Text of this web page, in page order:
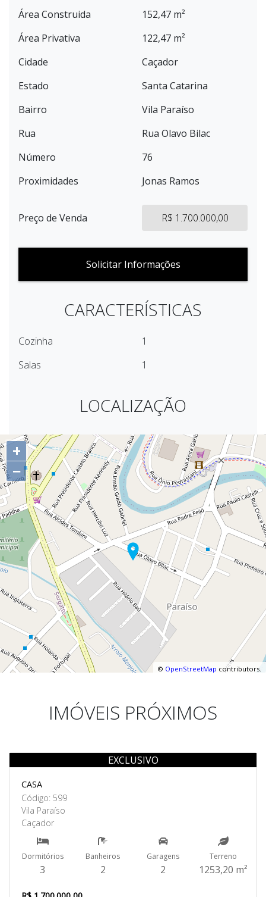
Área Construida
152,47 m²
Área Privativa
122,47 m²
Cidade
Caçador
Estado
Santa Catarina
Bairro
Vila Paraíso
Rua
Rua Olavo Bilac
Número
76
Proximidades
Jonas Ramos
Preço de Venda R$ 1.700.000,00
Solicitar Informações
CARACTERÍSTICAS
Cozinha
1
Salas
1
LOCALIZAÇÃO
+
−
© OpenStreetMap contributors.
IMÓVEIS PRÓXIMOS
Venda
EXCLUSIVO
CASA
Código: 599
Vila Paraíso
Caçador
Dormitórios
3
Banheiros
2
Garagens
2
Terreno
1253,20 m²